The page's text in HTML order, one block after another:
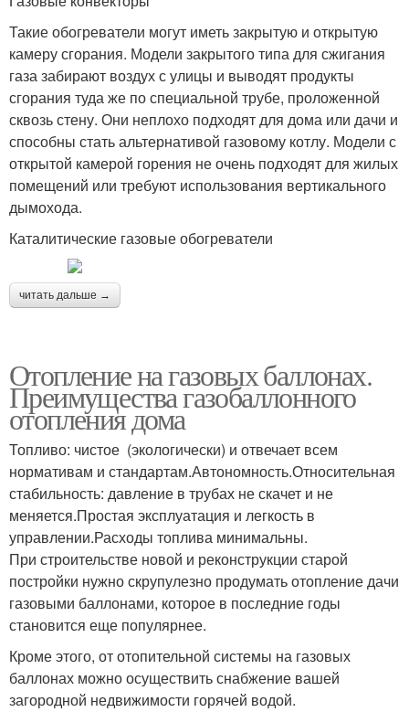
Такие обогреватели могут иметь закрытую и открытую
камеру сгорания. Модели закрытого типа для сжигания
газа забирают воздух с улицы и выводят продукты
сгорания туда же по специальной трубе, проложенной
сквозь стену. Они неплохо подходят для дома или дачи и
способны стать альтернативой газовому котлу. Модели с
открытой камерой горения не очень подходят для жилых
помещений или требуют использования вертикального
дымохода.
Каталитические газовые обогреватели
читать дальше →
Отопление на газовых баллонах.
Преимущества газобаллонного
отопления дома
Топливо: чистое (экологически) и отвечает всем
нормативам и стандартам.Автономность.Относительная
стабильность: давление в трубах не скачет и не
меняется.Простая эксплуатация и легкость в
управлении.Расходы топлива минимальны.
При строительстве новой и реконструкции старой
постройки нужно скрупулезно продумать отопление дачи
газовыми баллонами, которое в последние годы
становится еще популярнее.
Кроме этого, от отопительной системы на газовых
баллонах можно осуществить снабжение вашей
загородной недвижимости горячей водой.